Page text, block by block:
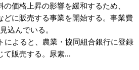
価格上昇の影響を緩和するため、
どに販売する事業を開始する。事業費
込んでいる。
よると、農業・協同組合銀行に登録
て販売する。尿素...